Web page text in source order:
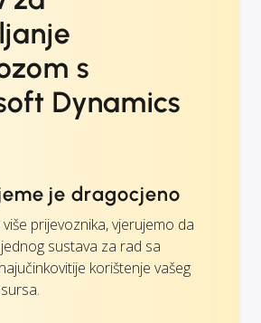
s
Dynamics
je dragocjeno
prijevoznika, vjerujemo da
sustava za rad sa
korištenje vašeg